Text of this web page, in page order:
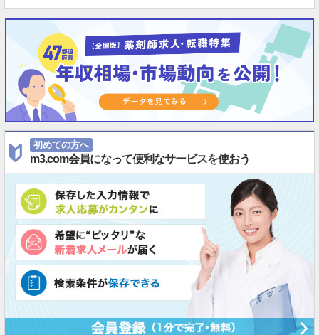
初めての方へ
m3.com会員になって便利なサービスを使おう